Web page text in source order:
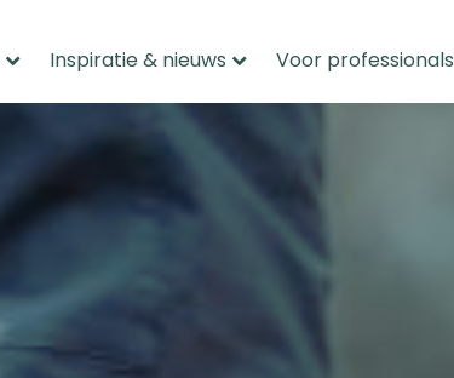
Inspiratie & nieuws Voor professionals